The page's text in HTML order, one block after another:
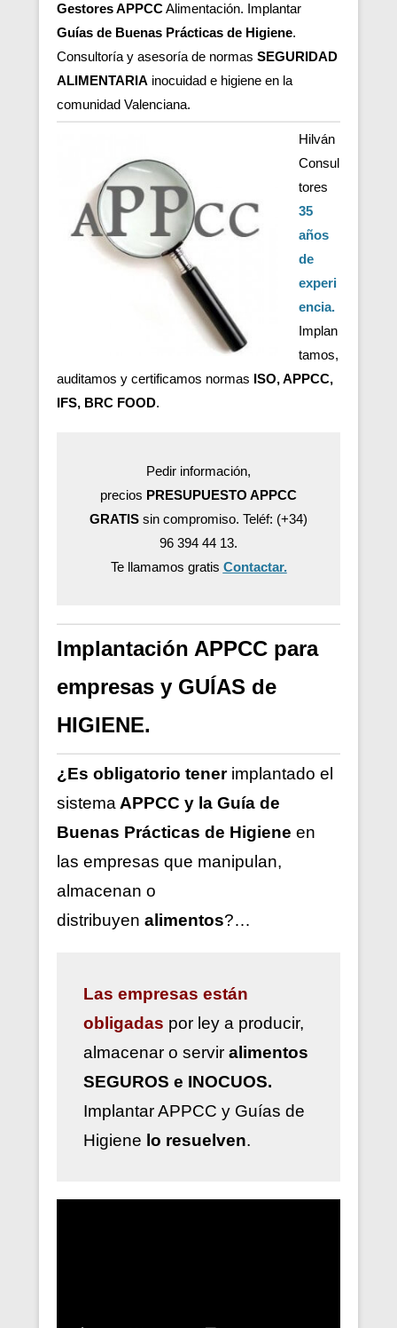
Gestores APPCCAlimentación. Implantar
Guías de Buenas Prácticas de Higiene.
Consultoría y asesoría de normas SEGURIDAD
ALIMENTARIA inocuidad e higiene en la
comunidad Valenciana.
Hilván
Consul
tores
35
años
de
experi
encia.
Implan
tamos,
auditamos y certificamos normas ISO, APPCC,
IFS, BRC FOOD.
Pedir información,
precios PRESUPUESTO APPCC
GRATIS sin compromiso. Teléf: (+34)
96 394 44 13.
Te llamamos gratis Contactar.
Implantación APPCC para
empresas y GUÍAS de
HIGIENE.
¿Es obligatorio tener implantado el
sistema APPCC y la Guía de
Buenas Prácticas de Higiene en
las empresas que manipulan,
almacenan o
distribuyen alimentos?…
Las empresas están
obligadas por ley a producir,
almacenar o servir alimentos
SEGUROS e INOCUOS.
ImplantarAPPCC y Guías de
Higiene lo resuelven.